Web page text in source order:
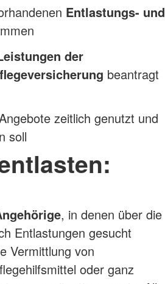
Entlastungs- und
der
beantragt
zeitlich genutzt und
soll
, in denen über die
Entlastungen gesucht
Vermittlung von
oder ganz